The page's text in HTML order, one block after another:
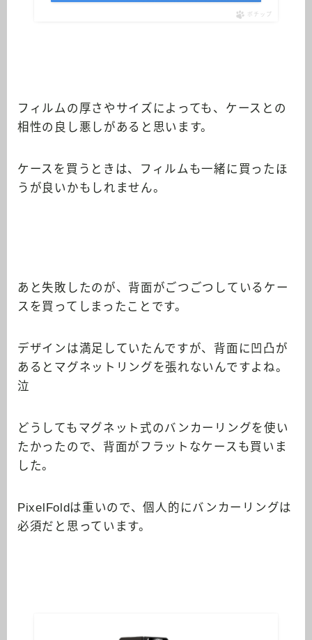
ポチップ
フィルムの厚さやサイズによっても、ケースとの
相性の良し悪しがあると思います。
ケースを買うときは、フィルムも一緒に買ったほ
うが良いかもしれません。
あと失敗したのが、背面がごつごつしているケー
スを買ってしまったことです。
デザインは満足していたんですが、背面に凹凸が
あるとマグネットリングを張れないんですよね。
泣
どうしてもマグネット式のバンカーリングを使い
たかったので、背面がフラットなケースも買いま
した。
PixelFoldは重いので、個人的にバンカーリングは
必須だと思っています。